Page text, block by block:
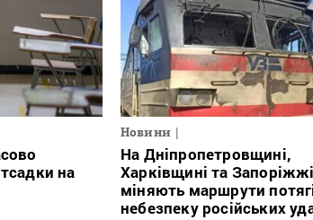
на
Новини
На Дніпропетровщині,
Харківщині та
міняють маршрути
небезпеку російських